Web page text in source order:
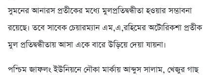
সুমনের আনারস প্রতীকের মধ্যে মুলপ্রতিদ্বন্ধীতা হওয়ার সম্ভাবনা
রয়েছে। তবে সাবেক চেয়ারম্যান এম,এ,রহিমের অটোরিকশা প্রতীক
মুল প্রতিদ্বন্ধীতায় আসা একে বারে উড়িয়ে দেয়া যায়না।
পশ্চিম জাফলং ইউনিয়নে নৌকা মার্কায় আব্দুস সালাম, খেজুর গাছ